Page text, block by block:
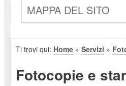
MAPPA DEL SITO
Ti trovi qui: Home» Servizi »
Fotocopie e